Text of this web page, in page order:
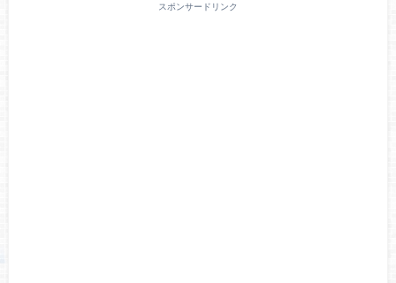
スポンサードリンク